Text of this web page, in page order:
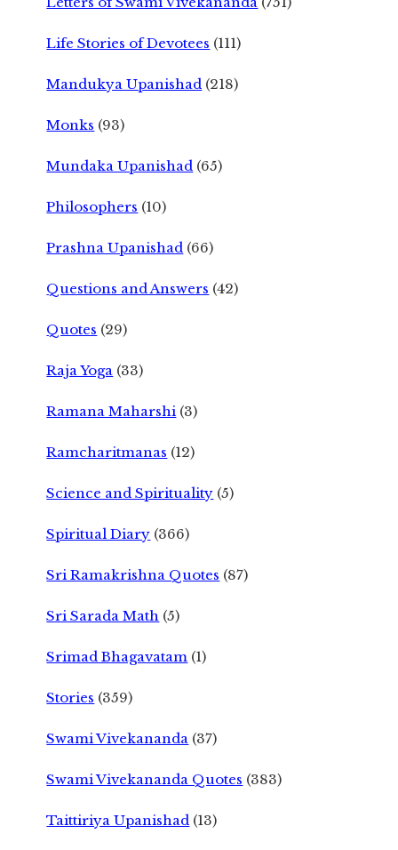
Life Stories of Devotees (111)
Mandukya Upanishad (218)
Monks (93)
Mundaka Upanishad (65)
Philosophers (10)
Prashna Upanishad (66)
Questions and Answers (42)
Quotes (29)
Raja Yoga (33)
Ramana Maharshi (3)
Ramcharitmanas (12)
Science and Spirituality (5)
Spiritual Diary (366)
Sri Ramakrishna Quotes (87)
Sri Sarada Math (5)
Srimad Bhagavatam (1)
Stories (359)
Swami Vivekananda (37)
Swami Vivekananda Quotes (383)
Taittiriya Upanishad (13)